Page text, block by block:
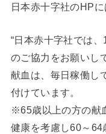
日本赤十字社のHPに
“日本赤十字社では
のご協力をお願いし
献血は、毎日稼働し
付けています。
※65歳以上の方の献
健康を考慮し60～64